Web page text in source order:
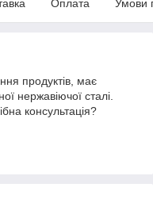
Оплата Умови
продуктів, має
нержавіючої сталі.
консультація?